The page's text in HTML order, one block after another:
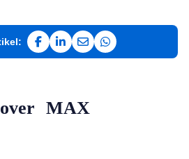
Deel op Facebook
Deel op LinkedIn
Deel via e-mail
Deel via
over MAX